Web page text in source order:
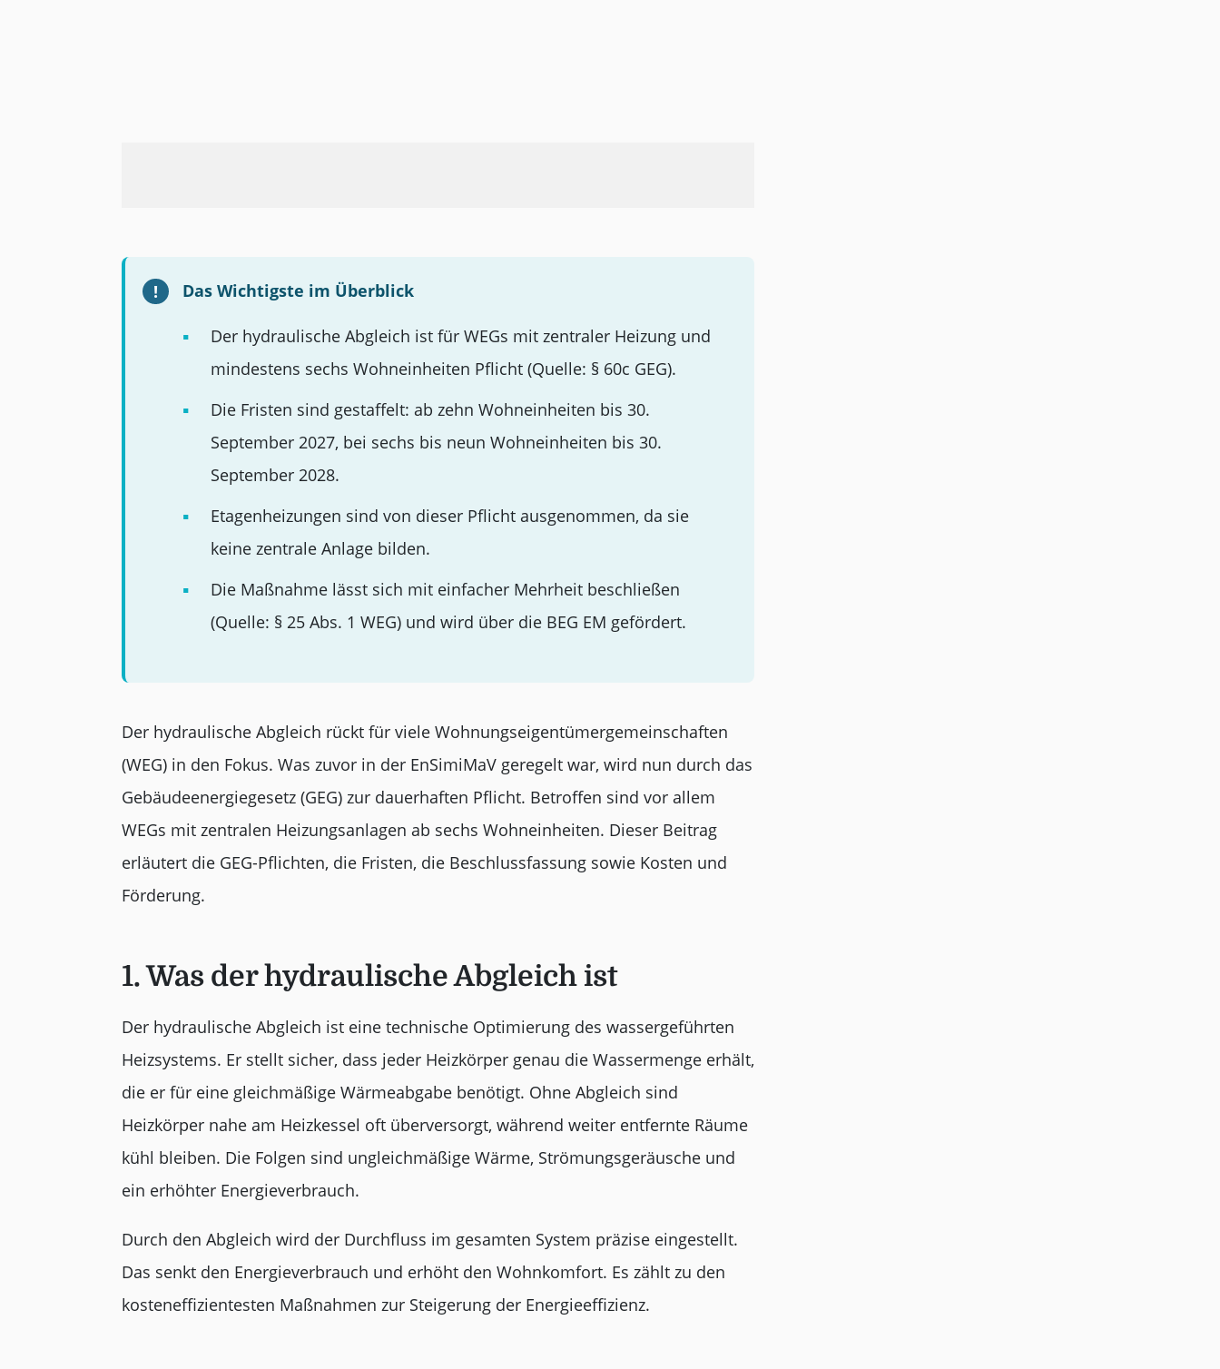
Das Wichtigste im Überblick
Der hydraulische Abgleich ist für WEGs mit zentraler Heizung und
mindestens sechs Wohneinheiten Pflicht (Quelle: § 60c GEG).
Die Fristen sind gestaffelt: ab zehn Wohneinheiten bis 30.
September 2027, bei sechs bis neun Wohneinheiten bis 30.
September 2028.
Etagenheizungen sind von dieser Pflicht ausgenommen, da sie
keine zentrale Anlage bilden.
Die Maßnahme lässt sich mit einfacher Mehrheit beschließen
(Quelle: § 25 Abs. 1 WEG) und wird über die BEG EM gefördert.
Der hydraulische Abgleich rückt für viele Wohnungseigentümergemeinschaften
(WEG) in den Fokus. Was zuvor in der EnSimiMaV geregelt war, wird nun durch das
Gebäudeenergiegesetz (GEG) zur dauerhaften Pflicht. Betroffen sind vor allem
WEGs mit zentralen Heizungsanlagen ab sechs Wohneinheiten. Dieser Beitrag
erläutert die GEG-Pflichten, die Fristen, die Beschlussfassung sowie Kosten und
Förderung.
1. Was der hydraulische Abgleich ist
Der hydraulische Abgleich ist eine technische Optimierung des wassergeführten
Heizsystems. Er stellt sicher, dass jeder Heizkörper genau die Wassermenge erhält,
die er für eine gleichmäßige Wärmeabgabe benötigt. Ohne Abgleich sind
Heizkörper nahe am Heizkessel oft überversorgt, während weiter entfernte Räume
kühl bleiben. Die Folgen sind ungleichmäßige Wärme, Strömungsgeräusche und
ein erhöhter Energieverbrauch.
Durch den Abgleich wird der Durchfluss im gesamten System präzise eingestellt.
Das senkt den Energieverbrauch und erhöht den Wohnkomfort. Es zählt zu den
kosteneffizientesten Maßnahmen zur Steigerung der Energieeffizienz.